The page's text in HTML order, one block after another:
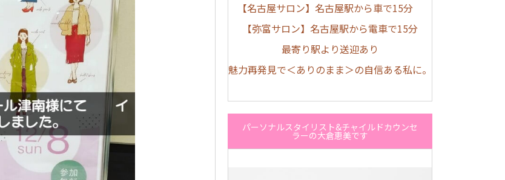
【名古屋サロン】名古屋駅から車で15分
【弥富サロン】名古屋駅から電車で15分
最寄り駅より送迎あり
魅力再発見で＜ありのまま＞の自信ある私に。
パーソナルスタイリスト&チャイルドカウンセ
ラーの大倉恵美です